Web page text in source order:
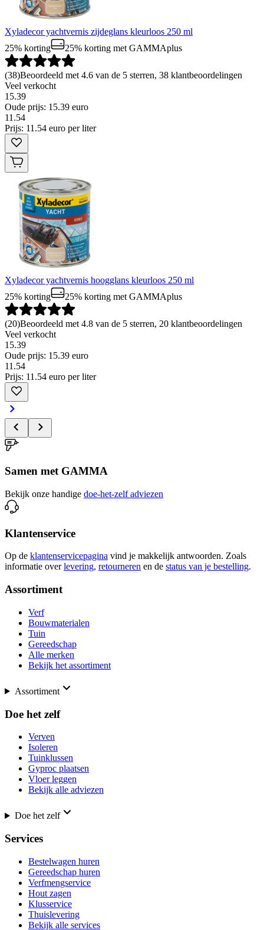
Xyladecor yachtvernis zijdeglans kleurloos 250 ml
25% korting
25% korting met GAMMAplus
(38)Beoordeeld met 4.6 van de 5 sterren, 38 klantbeoordelingen
Veel verkocht
15.39
Oude prijs: 15.39 euro
11 .54
Prijs: 11.54 euro per liter
Xyladecor yachtvernis hoogglans kleurloos 250 ml
25% korting
25% korting met GAMMAplus
(20)Beoordeeld met 4.8 van de 5 sterren, 20 klantbeoordelingen
Veel verkocht
15.39
Oude prijs: 15.39 euro
11 .54
Prijs: 11.54 euro per liter
Samen met GAMMA
Bekijk onze handige doe-het-zelf adviezen
Klantenservice
Op de klantenservicepagina vind je makkelijk antwoorden. Zoals
informatie over levering, retourneren en de status van je bestelling.
Assortiment
Verf
Bouwmaterialen
Tuin
Gereedschap
Alle merken
Bekijk het assortiment
Assortiment
Doe het zelf
Verven
Isoleren
Tuinklussen
Gyproc plaatsen
Vloer leggen
Bekijk alle adviezen
Doe het zelf
Services
Bestelwagen huren
Gereedschap huren
Verfmengservice
Hout zagen
Klusservice
Thuislevering
Bekijk alle services